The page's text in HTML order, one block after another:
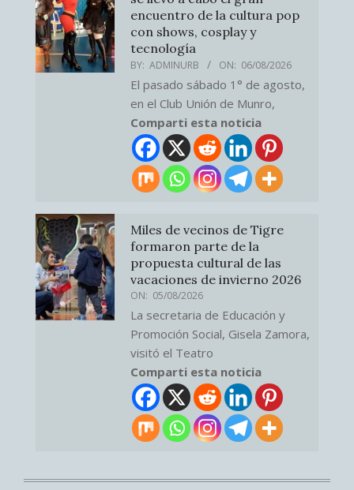
encuentro de la cultura pop
con shows, cosplay y
tecnología
BY: ADMINURB ON: 06/08/2026
El pasado sábado 1° de agosto,
en el Club Unión de Munro,
Comparti esta noticia
Miles de vecinos de Tigre
formaron parte de la
propuesta cultural de las
vacaciones de invierno 2026
ON: 05/08/2026
La secretaria de Educación y
Promoción Social, Gisela Zamora,
visitó el Teatro
Comparti esta noticia